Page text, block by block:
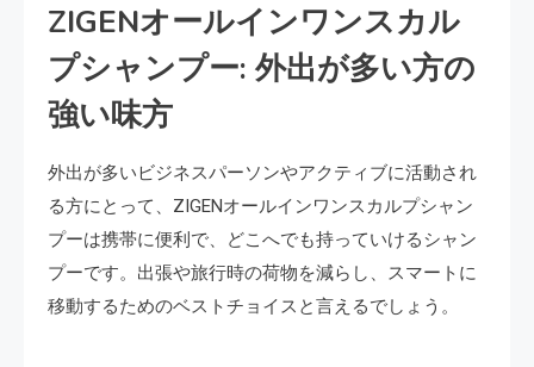
ZIGENオールインワンスカル
プシャンプー: 外出が多い方の
強い味方
外出が多いビジネスパーソンやアクティブに活動され
る方にとって、ZIGENオールインワンスカルプシャン
プーは携帯に便利で、どこへでも持っていけるシャン
プーです。出張や旅行時の荷物を減らし、スマートに
移動するためのベストチョイスと言えるでしょう。